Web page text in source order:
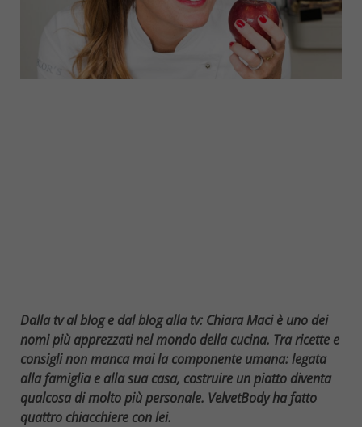
Dalla tv al blog e dal blog alla tv: Chiara Maci è uno dei
nomi più apprezzati nel mondo della cucina. Tra ricette e
consigli non manca mai la componente umana: legata
alla famiglia e alla sua casa, costruire un piatto diventa
qualcosa di molto più personale. VelvetBody ha fatto
quattro chiacchiere con lei.